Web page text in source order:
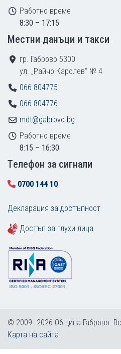
Работно време
8:30 – 17:15
Местни данъци и такси
гр. Габрово 5300
ул. „Райчо Каролев“ № 4
066 804775
066 804776
mdt@gabrovo.bg
Работно време
8:15 – 16:30
Tелефон за сигнали
0700 144 10
Декларация за достъпност
Достъп за глухи лица
© 2009–2026 Община Габрово.
Карта на сайта